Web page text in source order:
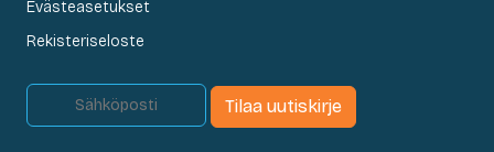
Evästeasetukset
Rekisteriseloste
Tilaa uutiskirje